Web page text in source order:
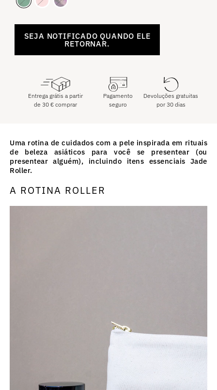
SEJA NOTIFICADO QUANDO ELE
RETORNAR.
Entrega grátis a partir
de 30 €comprar
Pagamento
seguro
Devoluções gratuitas
por 30 dias
Uma rotina de cuidados com a pele inspirada em rituais
de beleza asiáticos para você se presentear (ou
presentear alguém), incluindo itens essenciais Jade
Roller.
A ROTINA ROLLER